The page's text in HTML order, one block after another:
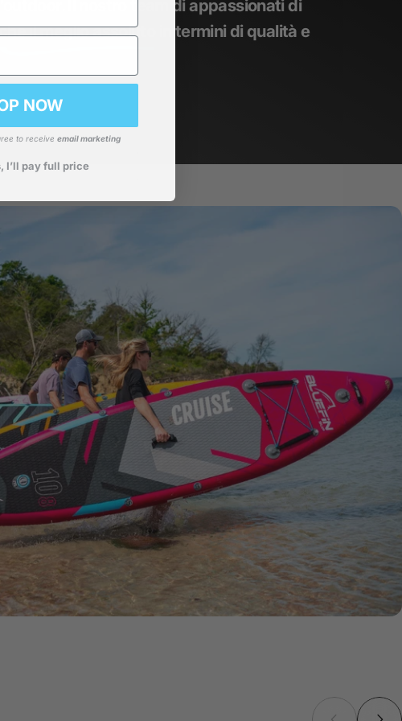
Il nostro team di appassionati di
il meglio assoluto
in termini di qualità e
NOW
to receive email marketing
I’ll pay full price